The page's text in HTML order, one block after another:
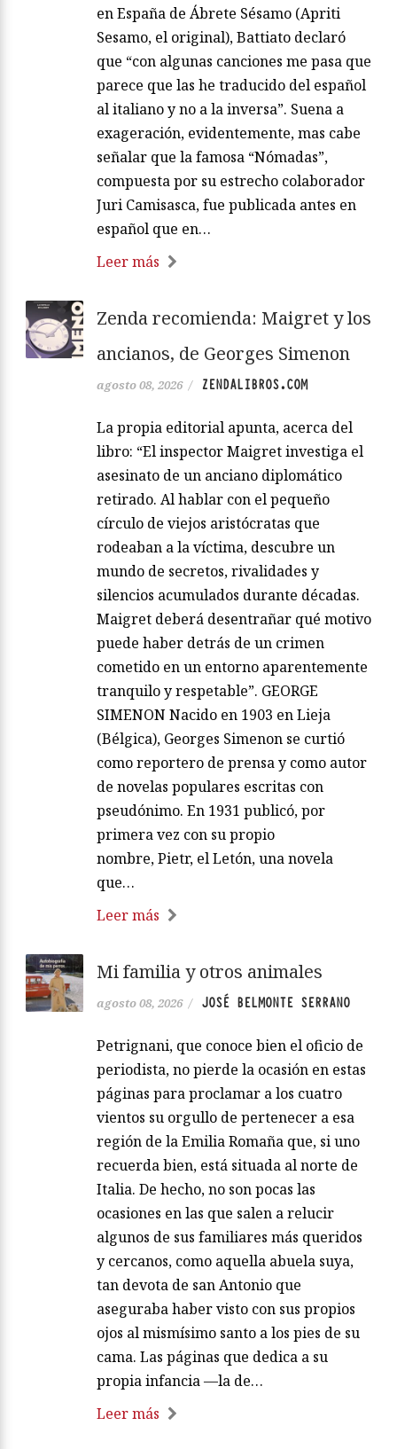
en España de Ábrete Sésamo (Apriti
Sesamo, el original), Battiato declaró
que “con algunas canciones me pasa que
parece que las he traducido del español
al italiano y no a la inversa”. Suena a
exageración, evidentemente, mas cabe
señalar que la famosa “Nómadas”,
compuesta por su estrecho colaborador
Juri Camisasca, fue publicada antes en
español que en…
Leer más
Zenda recomienda: Maigret y los
ancianos, de Georges Simenon
agosto 08, 2026 / ZENDALIBROS.COM
La propia editorial apunta, acerca del
libro: “El inspector Maigret investiga el
asesinato de un anciano diplomático
retirado. Al hablar con el pequeño
círculo de viejos aristócratas que
rodeaban a la víctima, descubre un
mundo de secretos, rivalidades y
silencios acumulados durante décadas.
Maigret deberá desentrañar qué motivo
puede haber detrás de un crimen
cometido en un entorno aparentemente
tranquilo y respetable”. GEORGE
SIMENON Nacido en 1903 en Lieja
(Bélgica), Georges Simenon se curtió
como reportero de prensa y como autor
de novelas populares escritas con
pseudónimo. En 1931 publicó, por
primera vez con su propio
nombre, Pietr, el Letón, una novela
que…
Leer más
Mi familia y otros animales
agosto 08, 2026 / JOSÉ BELMONTE SERRANO
Petrignani, que conoce bien el oficio de
periodista, no pierde la ocasión en estas
páginas para proclamar a los cuatro
vientos su orgullo de pertenecer a esa
región de la Emilia Romaña que, si uno
recuerda bien, está situada al norte de
Italia. De hecho, no son pocas las
ocasiones en las que salen a relucir
algunos de sus familiares más queridos
y cercanos, como aquella abuela suya,
tan devota de san Antonio que
aseguraba haber visto con sus propios
ojos al mismísimo santo a los pies de su
cama. Las páginas que dedica a su
propia infancia —la de…
Leer más